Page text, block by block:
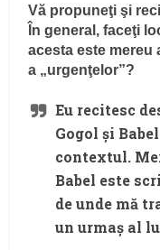
Vă propuneţi şi
În general, faceţi
acesta este mereu
a „urgenţelor”?
Eu recitesc
Gogol şi
contextul.
Babel este
de unde mă
un urmaş al